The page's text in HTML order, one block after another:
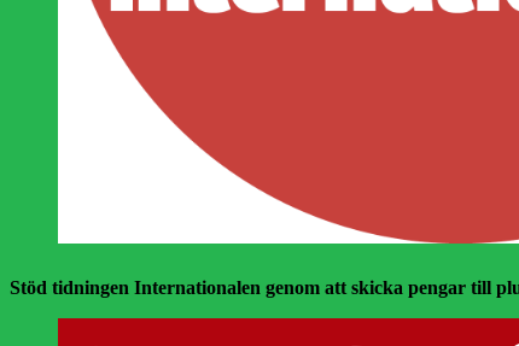
Stöd tidningen Internationalen genom att skicka pengar till